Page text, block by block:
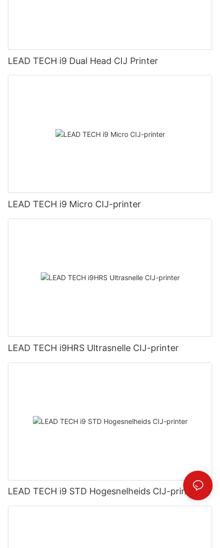
LEAD TECH i9 Dual Head CIJ Printer
LEAD TECH i9 Micro CIJ-printer
LEAD TECH i9HRS Ultrasnelle CIJ-printer
LEAD TECH i9 STD Hogesnelheids CIJ-printer